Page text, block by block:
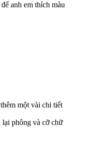
anh em thích màu
một vài chi tiết
phông và cỡ chữ